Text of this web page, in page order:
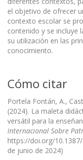
el objetivo de ofrecer
contexto escolar se
contenido y se incluye
su utilización en las
conocimiento.
Cómo citar
Portela Fontán, A.,
(2024). La maleta
versátil para la
Internacional Sobre
https://doi.org/
de junio de 2024)